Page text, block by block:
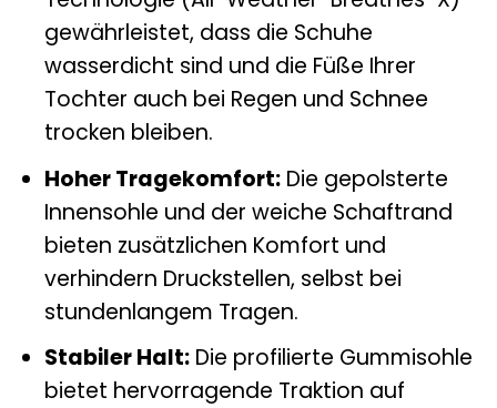
gewährleistet, dass die Schuhe
wasserdicht sind und die Füße Ihrer
Tochter auch bei Regen und Schnee
trocken bleiben.
Hoher Tragekomfort:Die gepolsterte
Innensohle und der weiche Schaftrand
bieten zusätzlichen Komfort und
verhindern Druckstellen, selbst bei
stundenlangem Tragen.
Stabiler Halt:Die profilierte Gummisohle
bietet hervorragende Traktion auf